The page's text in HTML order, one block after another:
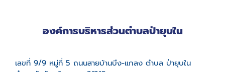
องค์การบริหารส่วนตำบลป่ายุบใน
เลขที่ 9/9 หมู่ที่ 5 ถนนสายบ้านบึง-แกลง ตำบล ป่ายุบใน